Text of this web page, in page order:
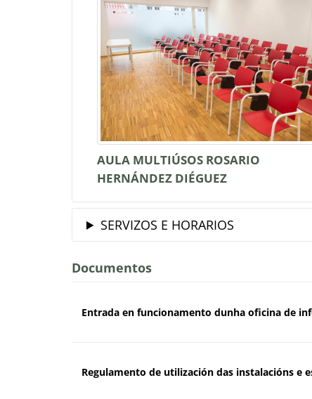
AULA MULTIÚSOS ROSARIO
HERNÁNDEZ DIÉGUEZ
SERVIZOS E HORARIOS
Documentos
Entrada en funcionamento dunha oficina de
Regulamento de utilización das instalacións e